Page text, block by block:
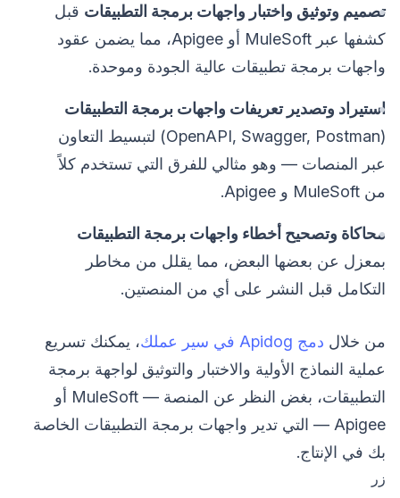
تصميم وتوثيق واختبار واجهات برمجة التطبيقات قبل
كشفها عبر MuleSoft أو Apigee، مما يضمن عقود
واجهات برمجة تطبيقات عالية الجودة وموحدة.
استيراد وتصدير تعريفات واجهات برمجة التطبيقات
(OpenAPI, Swagger, Postman) لتبسيط التعاون
عبر المنصات — وهو مثالي للفرق التي تستخدم كلاً
من MuleSoft و Apigee.
محاكاة وتصحيح أخطاء واجهات برمجة التطبيقات
بمعزل عن بعضها البعض، مما يقلل من مخاطر
التكامل قبل النشر على أي من المنصتين.
من خلال دمج Apidog في سير عملك
، يمكنك تسريع
عملية النماذج الأولية والاختبار والتوثيق لواجهة برمجة
التطبيقات، بغض النظر عن المنصة — MuleSoft أو
Apigee — التي تدير واجهات برمجة التطبيقات الخاصة
بك في الإنتاج.
زر